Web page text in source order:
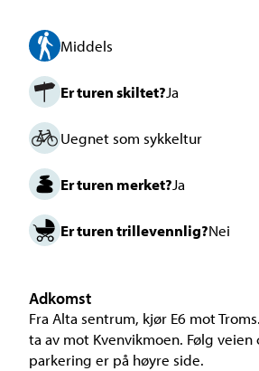
Middels
Er turen skiltet?Ja
Uegnet som sykkeltur
Er turen merket?Ja
Er turen trillevennlig?Nei
Adkomst
Fra Alta sentrum, kjør E6 mot
ta av mot Kvenvikmoen. Følg veien
parkering er på høyre side.